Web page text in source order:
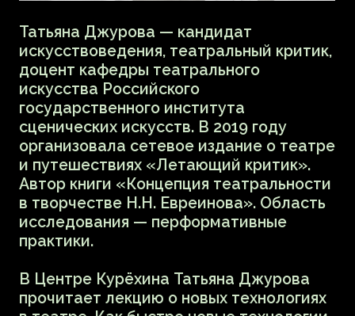
и простотой фольклорных мотивов.
Маруся Нестерова, художница
и музыкант, соавтор саундтрека
к фильму и инсталляции Леры Нибиру
«Астронавт», вошедший в лонг-лист
Премии Сергея Курёхина за 2021 год.
В числе последних работ —
подготовленные импровизации на стихи
трансфуристов и тексты русских
«смертных» колыбельных,
перформативный дуэт passive voice
с Марьей Дмитриевой. Завершит вечер
показ фильма «Александр III. Бронзовый
странник», являющийся примером
создания музейного мультимедийного
фильма с элементами исторической 3D
в основе сценария которого подлинные
музейные артефакты
и исследовательский подход